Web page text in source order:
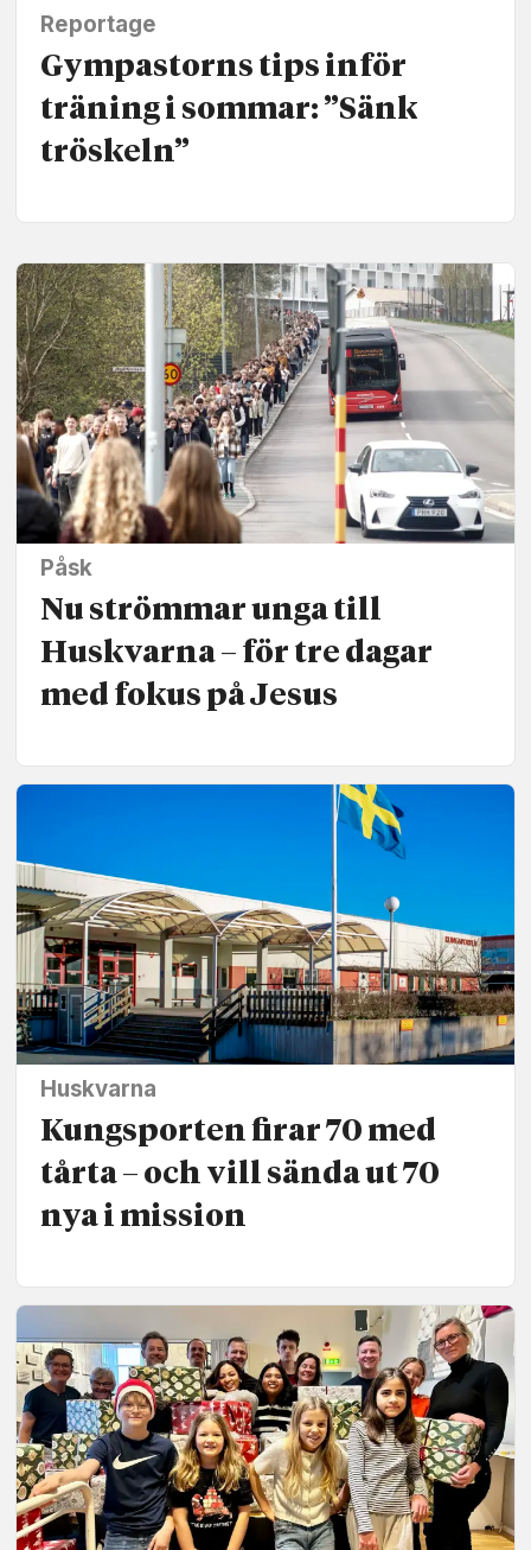
Reportage
Gympastorns tips inför
träning i sommar: ”Sänk
tröskeln”
Påsk
Nu strömmar unga till
Huskvarna – för tre dagar
med fokus på Jesus
Huskvarna
Kungsporten firar 70 med
tårta – och vill sända ut 70
nya i mission